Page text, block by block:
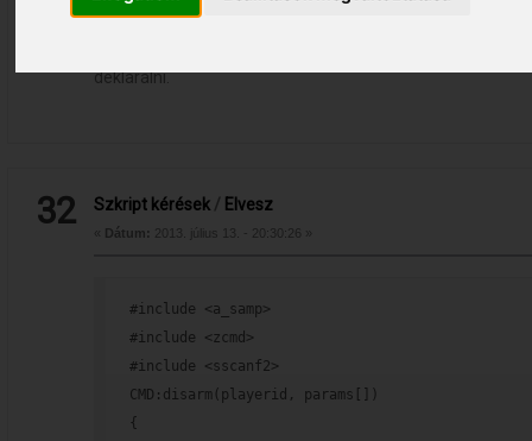
deklarálni.
32 Szkript kérések / Elvesz
« Dátum: 2013. július 13. - 20:30:26 »
#include <a_samp>
#include <zcmd>
#include <sscanf2>
CMD:disarm(playerid, params[])
{